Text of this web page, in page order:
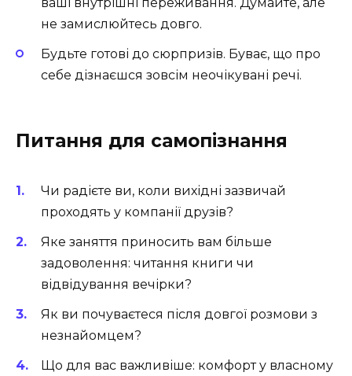
не замислюйтесь довго.
Будьте готові до сюрпризів. Буває, що про
себе дізнаєшся зовсім неочікувані речі.
Питання для самопізнання
Чи радієте ви, коли вихідні зазвичай
проходять у компанії друзів?
Яке заняття приносить вам більше
задоволення: читання книги чи
відвідування вечірки?
Як ви почуваєтеся після довгої розмови з
незнайомцем?
Що для вас важливіше: комфорт у власному